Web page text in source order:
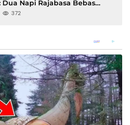
Dua Napi Rajabasa Bebas
Muncul Dugaan
372